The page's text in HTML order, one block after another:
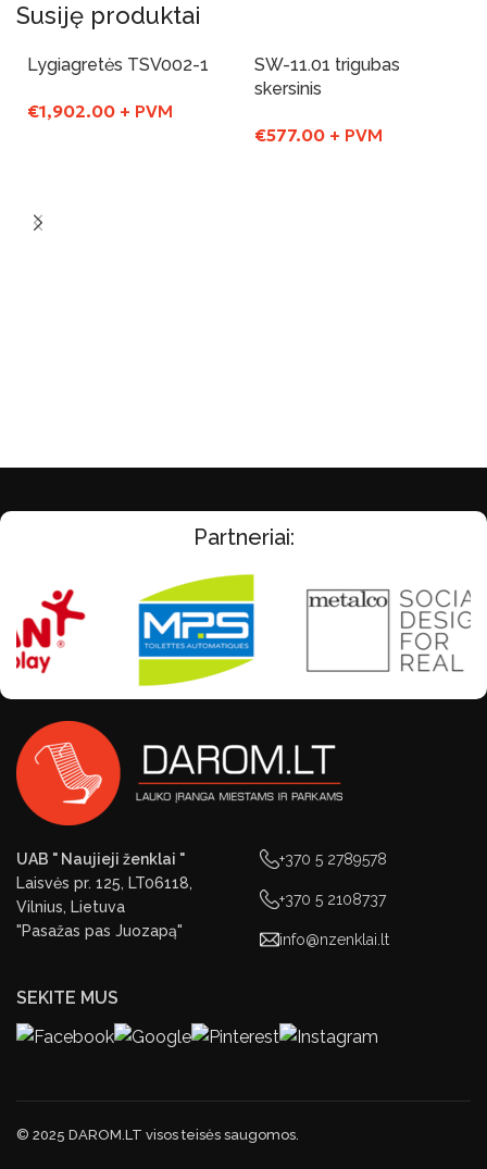
Susiję produktai
Lygiagretės TSV002-1
€1,902.00 + PVM
SW-11.01 trigubas
skersinis
€577.00 + PVM
Partneriai:
UAB " Naujieji ženklai "
Laisvės pr. 125, LT06118,
Vilnius, Lietuva
"Pasažas pas Juozapą"
+370 5 2789578
+370 5 2108737
info@nzenklai.lt
SEKITE MUS
© 2025 DAROM.LT visos teisės saugomos.